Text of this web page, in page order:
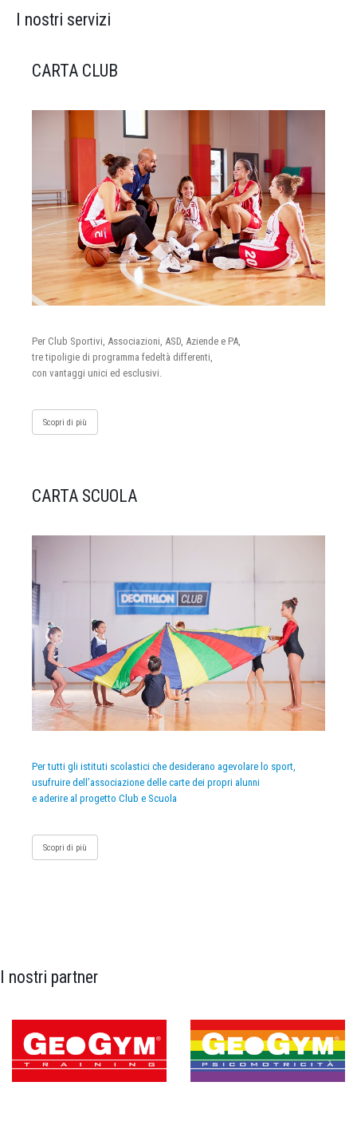
I nostri servizi
CARTA CLUB
Per Club Sportivi, Associazioni, ASD, Aziende e PA,
tre tipoligie di programma fedeltà differenti,
con vantaggi unici ed esclusivi.
Scopri di più
CARTA SCUOLA
Per tutti gli istituti scolastici che desiderano agevolare lo sport,
usufruire dell’associazione delle carte dei propri alunni
e aderire al progetto Club e Scuola
Scopri di più
I nostri partner